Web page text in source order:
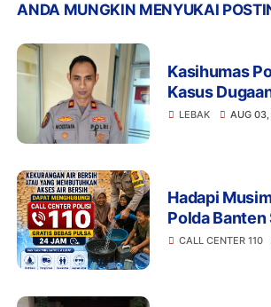
ANDA MUNGKIN MENYUKAI
Kasihumas
Kasus
Disiplin
LEBAK AUG
Hadapi
Polda Banten
Layanan
CALL CENTER 110